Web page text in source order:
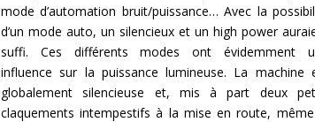
mode d’automation bruit/puissance… Avec la
d’un mode auto, un silencieux et un high power
suffi. Ces différents modes ont évidemment
influence sur la puissance lumineuse. La machine
globalement silencieuse et, mis à part deux
claquements intempestifs à la mise en route,